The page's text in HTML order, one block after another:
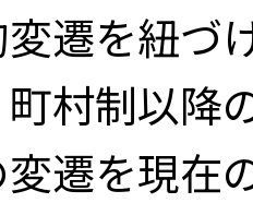
遷を紐づ
村制以降
遷を現在